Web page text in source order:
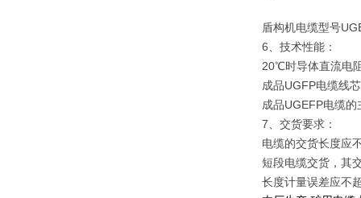
盾构机电缆型号
6、技术性能：
20℃时导体直流电
成品UGFP电缆线
成品UGEFP电缆
7、交货要求：
电缆的交货长度应
短段电缆交货，其
长度计量误差应不